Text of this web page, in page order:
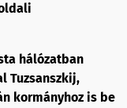
hálózatban
Tuzsanszkij,
kormányhoz is be